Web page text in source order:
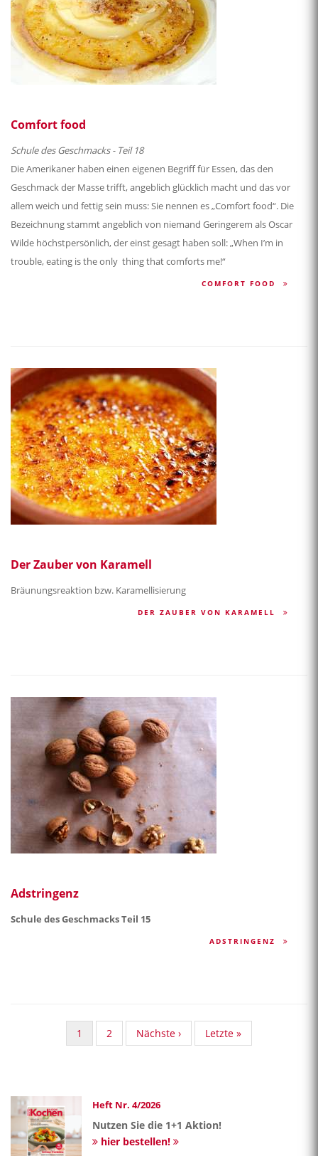
Comfort food
Schule des Geschmacks - Teil 18
Die Amerikaner haben einen eigenen Begriff für Essen, das den
Geschmack der Masse trifft, angeblich glücklich macht und das vor
allem weich und fettig sein muss: Sie nennen es „Comfort food“. Die
Bezeichnung stammt angeblich von niemand Geringerem als Oscar
Wilde höchstpersönlich, der einst gesagt haben soll: „When I’m in
trouble, eating is the only thing that comforts me!“
COMFORT FOOD
Der Zauber von Karamell
Bräunungsreaktion bzw. Karamellisierung
DER ZAUBER VON KARAMELL
Adstringenz
Schule des Geschmacks Teil 15
ADSTRINGENZ
Aktuelle
Seite
1
Standard
Taxonomy
2
Nächste
Seite
Nächste ›
Last
page
Letzte »
Heft Nr. 4/2026
Nutzen Sie die 1+1 Aktion!
hier bestellen!